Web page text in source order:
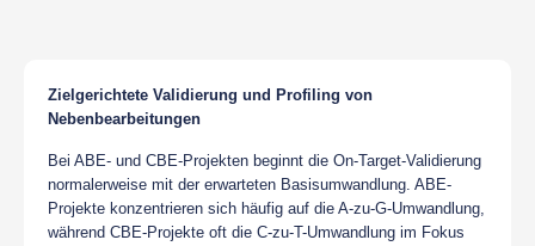
Zielgerichtete Validierung und Profiling von
Nebenbearbeitungen
Bei ABE- und CBE-Projekten beginnt die On-Target-Validierung
normalerweise mit der erwarteten Basisumwandlung. ABE-
Projekte konzentrieren sich häufig auf die A-zu-G-Umwandlung,
während CBE-Projekte oft die C-zu-T-Umwandlung im Fokus